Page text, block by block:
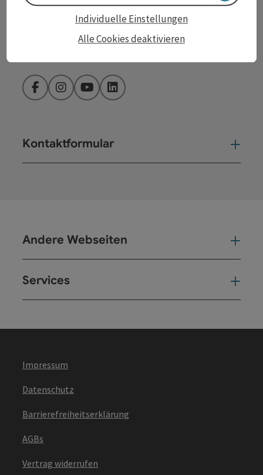
Öffnungszeiten:
Montag – Donnerstag: 8–12 Uhr und 13–16 Uhr
Freitag: 8–13 Uhr
FacebookInstagramYouTubeLinkedIn
Kontaktformular
Andere Webseiten
Services
Impressum
Datenschutz
Barrierefreiheitserklärung
AGBs
Vertrag widerrufen
Alle Cookies deaktivieren
Individuelle Einstellungen